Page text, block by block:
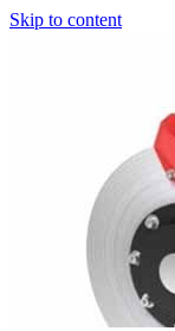
Skip to content